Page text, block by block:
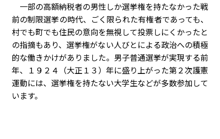
一部の高額納税者の男性しか選挙権を持たなかった戦
前の制限選挙の時代、ごく限られた有権者であっても、
村でも町でも住民の意向を無視して投票しにくかったと
の指摘もあり、選挙権がない人びとによる政治への積極
的な働きかけがありました。男子普通選挙が実現する前
年、１９２４（大正１３）年に盛り上がった第２次護憲
運動には、選挙権を持たない大学生などが多数参加して
います。